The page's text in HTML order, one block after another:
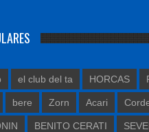
el club del ta HORCAS
bere Zorn Acari
BENITO CERATI